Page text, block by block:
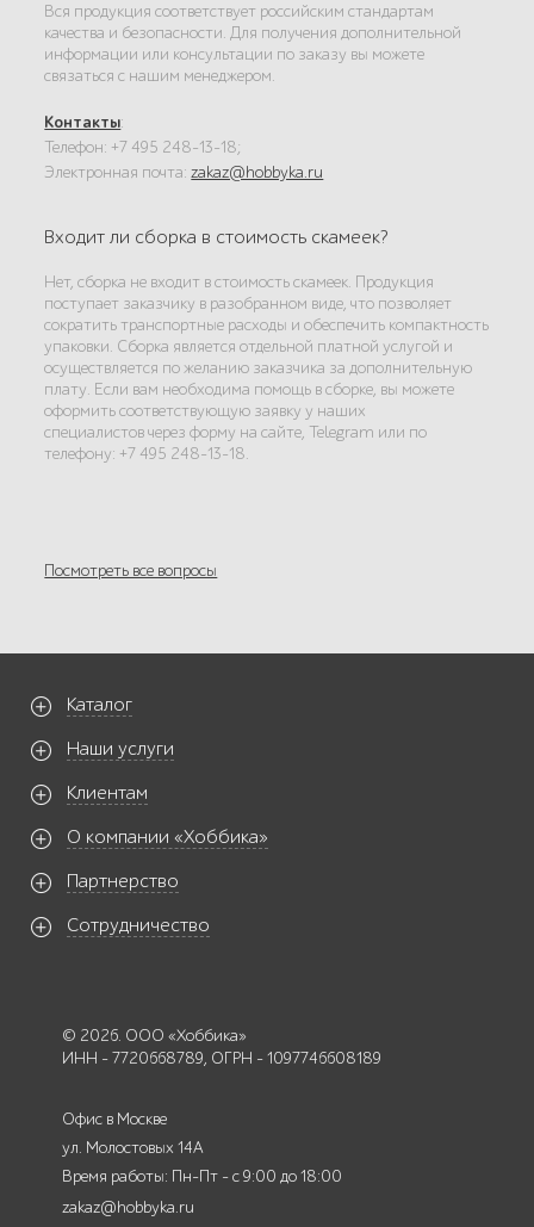
Вся продукция соответствует российским стандартам
качества и безопасности. Для получения дополнительной
информации или консультации по заказу вы можете
связаться с нашим менеджером.
Контакты:
Телефон: +7 495 248-13-18;
Электронная почта:zakaz@hobbyka.ru
Входит ли сборка в стоимость скамеек?
Нет, сборка не входит в стоимость скамеек. Продукция
поступает заказчику в разобранном виде, что позволяет
сократить транспортные расходы и обеспечить компактность
упаковки. Сборка является отдельной платной услугой и
осуществляется по желанию заказчика за дополнительную
плату. Если вам необходима помощь в сборке, вы можете
оформить соответствующую заявку у наших
специалистов через форму на сайте, Telegram или по
телефону: +7 495 248-13-18.
Посмотреть все вопросы
Каталог
Наши услуги
Клиентам
О компании «Хоббика»
Партнерство
Сотрудничество
© 2026. ООО «Хоббика»
ИНН - 7720668789, ОГРН - 1097746608189
Офис в Москве
ул. Молостовых 14А
Время работы: Пн-Пт - с 9:00 до 18:00
zakaz@hobbyka.ru